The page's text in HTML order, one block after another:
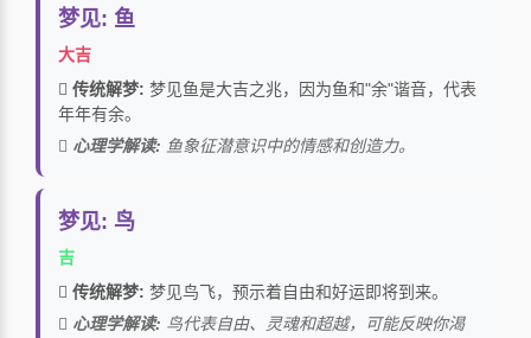
梦见: 鱼
大吉
传统解梦: 梦见鱼是大吉之兆，因为鱼和"余"谐音，代表
年年有余。
心理学解读: 鱼象征潜意识中的情感和创造力。
梦见: 鸟
吉
传统解梦: 梦见鸟飞，预示着自由和好运即将到来。
心理学解读: 鸟代表自由、灵魂和超越，可能反映你渴